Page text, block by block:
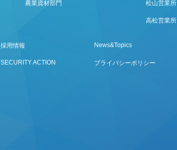
農業資材部門 松山営業所
高松営業所
採用情報 News&Topics
SECURITY ACTION プライバシーポリシー